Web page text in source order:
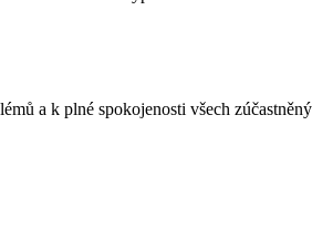
a k plné spokojenosti všech